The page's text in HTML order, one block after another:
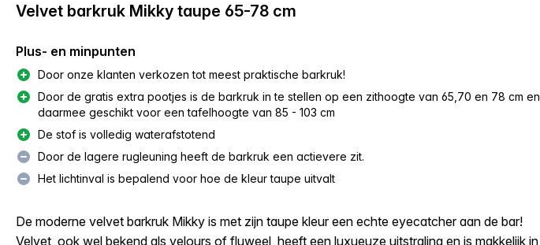
Velvet barkruk Mikky taupe 65-78 cm
Plus- en minpunten
Door onze klanten verkozen tot meest praktische barkruk!
Door de gratis extra pootjes is de barkruk in te stellen op een zithoogte van 65,70 en 78 cm en
daarmee geschikt voor een tafelhoogte van 85 - 103 cm
De stof is volledig waterafstotend
Door de lagere rugleuning heeft de barkruk een actievere zit.
Het lichtinval is bepalend voor hoe de kleur taupe uitvalt
De moderne velvet barkruk Mikky is met zijn taupe kleur een echte eyecatcher aan de bar!
Velvet, ook wel bekend als velours of fluweel, heeft een luxueuze uitstraling en is makkelijk in